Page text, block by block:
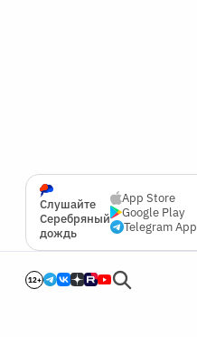
Слушайте
Серебряный
дождь
App Store
Google Play
Telegram App
12+